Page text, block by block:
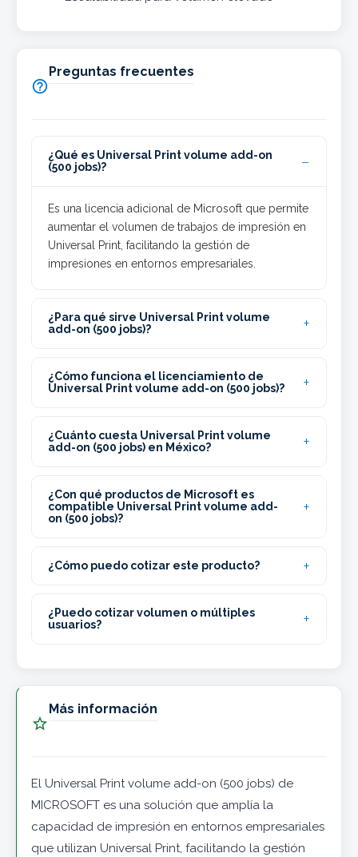

Preguntas frecuentes
¿Qué es Universal Print volume add-on
(500 jobs)?
Es una licencia adicional de Microsoft que permite
aumentar el volumen de trabajos de impresión en
Universal Print, facilitando la gestión de
impresiones en entornos empresariales.
¿Para qué sirve Universal Print volume
add-on (500 jobs)?
¿Cómo funciona el licenciamiento de
Universal Print volume add-on (500 jobs)?
¿Cuánto cuesta Universal Print volume
add-on (500 jobs) en México?
¿Con qué productos de Microsoft es
compatible Universal Print volume add-
on (500 jobs)?
¿Cómo puedo cotizar este producto?
¿Puedo cotizar volumen o múltiples
usuarios?

Más información
El Universal Print volume add-on (500 jobs) de
MICROSOFT es una solución que amplía la
capacidad de impresión en entornos empresariales
que utilizan Universal Print, facilitando la gestión